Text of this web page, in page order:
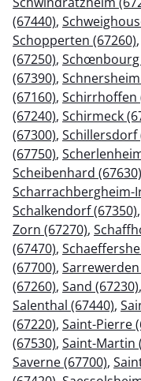
(67440),
Schopperten (67260),
(67250), Schœnbourg
(67390),
(67160), Schirrhoffen
(67240), Schirmeck
(67300), Schillersdorf
(67750),
Scheibenhard (67630)
Scharrachbergheim-
Schalkendorf (67350),
Zorn (67270),
(67470),
(67700), Sarrewerden
(67260), Sand (67230),
Salenthal (67440),
(67220), Saint-Pierre
(67530), Saint-Martin
Saverne (67700),